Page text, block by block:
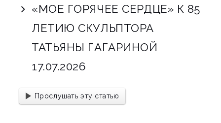
«МОЕ ГОРЯЧЕЕ СЕРДЦЕ» К 85
ЛЕТИЮ СКУЛЬПТОРА
ТАТЬЯНЫ ГАГАРИНОЙ
17.07.2026
Прослушать эту статью